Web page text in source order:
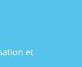
et